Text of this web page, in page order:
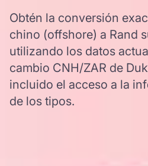
Obtén la conversión
chino (offshore) a Rand
utilizando los datos
cambio CNH/ZAR de
incluido el acceso a la
de los tipos.